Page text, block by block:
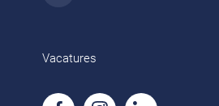
Vacatures